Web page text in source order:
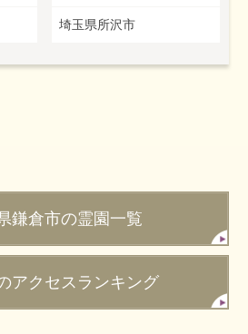
埼玉県所沢市
鎌倉市の霊園一覧
アクセスランキング